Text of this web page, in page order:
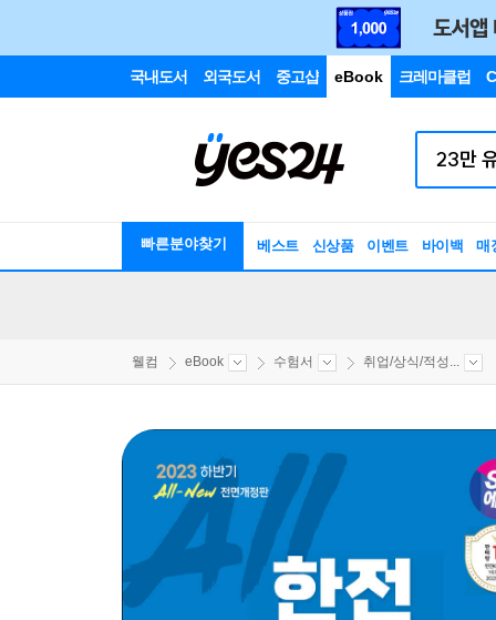
국내도서 외국도서 중고샵 eBook 크레마클럽
빠른분야찾기 베스트 신상품 이벤트 바이백 매
웰컴 eBook 수험서 취업/상식/적성...